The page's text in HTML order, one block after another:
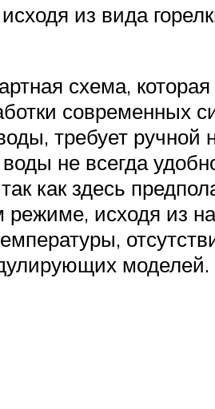
из вида
схема,
современных
требует ручной
не всегда
как здесь
исходя из
моделей.